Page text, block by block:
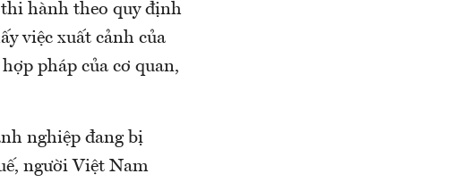
hành theo quy định
việc xuất cảnh của
pháp của cơ quan,
nghiệp đang bị
người Việt Nam